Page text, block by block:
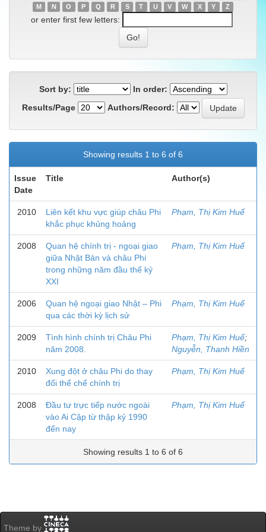
M
N O P Q R S T U V W X Y Z
or enter first few letters:
Sort by:
In order:
Results/Page
Authors/Record:
Showing results 1 to 6 of 6
Issue
Date
Title Author(s)
2010
Liên kết khu vực giúp châu Phi
khắc phục khủng hoảng
Phạm, Thị Kim Huế
2008
Quan hệ chính trị - ngoại giao
giữa Nhật Bản và châu Phi
trong những năm đầu thế kỷ
XXI
Phạm, Thị Kim Huế
2006
Quan hệ ngoại giao Nhật – Phi
qua các thời kỳ lịch sử
Phạm, Thị Kim Huế
2009
Tình hình chính trị Châu Phi
năm 2008.
Phạm, Thị Kim Huế;
Nguyễn, Thanh Hiền
2010
Xung đột ở châu Phi do thay
đổi thể chế chính trị
Phạm, Thị Kim Huế
2008
Đầu tư trực tiếp nước ngoài
vào Ai Cập từ thập kỷ 1990
đến nay
Phạm, Thị Kim Huế
Showing results 1 to 6 of 6
Theme by